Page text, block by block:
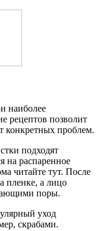
наиболее
рецептов позволит
конкретных проблем.
подходят
на распаренное
читайте тут. После
пленке, а лицо
поры.
уход
скрабами.